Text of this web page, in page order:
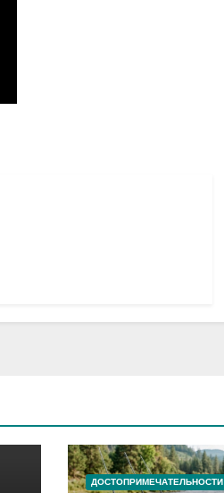
ДОСТОПРИМЕЧАТЕЛЬНОСТИ